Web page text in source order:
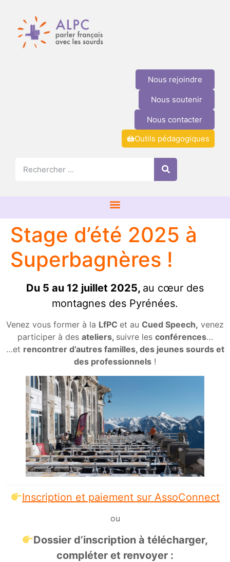
Nous rejoindre
Nous soutenir
Nous contacter
Outils pédagogiques
Stage d’été 2025 à
Superbagnères !
Du 5 au 12 juillet 2025, au cœur des
montagnes des Pyrénées.
Venez vous former à la LfPC et au Cued Speech, venez
participer à des ateliers, suivre les conférences…
…et rencontrer d’autres familles, des jeunes sourds et
des professionnels !
Inscription et paiement sur AssoConnect
ou
Dossier d’inscription à télécharger,
compléter et renvoyer :